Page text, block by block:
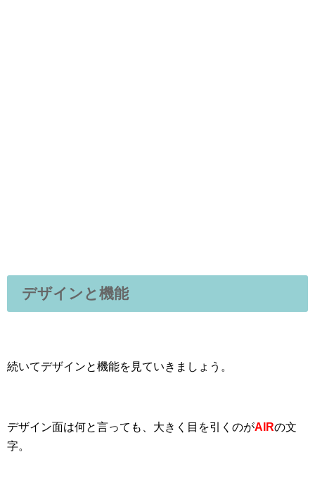
デザインと機能
続いてデザインと機能を見ていきましょう。
デザイン面は何と言っても、大きく目を引くのがAIRの文
字。